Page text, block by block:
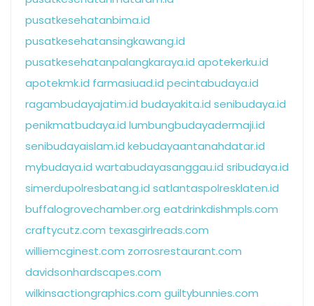
pusatkesehatanbima.id
pusatkesehatansingkawang.id
pusatkesehatanpalangkaraya.id apotekerku.id
apotekmk.id farmasiuad.id pecintabudaya.id
ragambudayajatim.id budayakita.id senibudaya.id
penikmatbudaya.id lumbungbudayadermaji.id
senibudayaislam.id kebudayaantanahdatar.id
mybudaya.id wartabudayasanggau.id sribudaya.id
simerdupolresbatang.id satlantaspolresklaten.id
buffalogrovechamber.org eatdrinkdishmpls.com
craftycutz.com texasgirlreads.com
williemcginest.com zorrosrestaurant.com
davidsonhardscapes.com
wilkinsactiongraphics.com guiltybunnies.com